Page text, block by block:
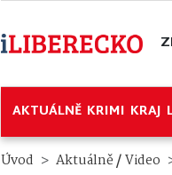
AKTUÁLNĚ KRIMI KRAJ
Úvod Aktuálně/Video